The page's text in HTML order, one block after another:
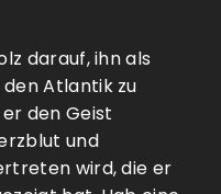
darauf, ihn als
Atlantik zu
den Geist
und
wird, die er